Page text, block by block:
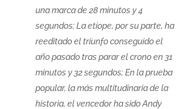
una marca de 28 minutos y 4
segundos; La etíope, por su parte, ha
reeditado el triunfo conseguido el
año pasado tras parar el crono en 31
minutos y 32 segundos; En la prueba
popular, la más multitudinaria de la
historia, el vencedor ha sido Andy